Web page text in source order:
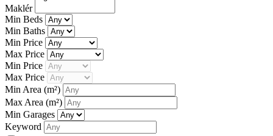
Maklér
Min Beds
Min Baths
Min Price
Max Price
Min Price
Max Price
Min Area (m²)
Max Area (m²)
Min Garages
Keyword